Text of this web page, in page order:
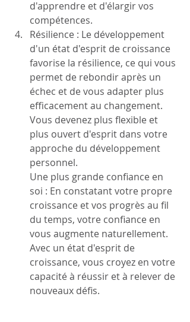
d'apprendre et d'élargir vos
compétences.
Résilience : Le développement
d'un état d'esprit de croissance
favorise la résilience, ce qui vous
permet de rebondir après un
échec et de vous adapter plus
efficacement au changement.
Vous devenez plus flexible et
plus ouvert d'esprit dans votre
approche du développement
personnel.
Une plus grande confiance en
soi : En constatant votre propre
croissance et vos progrès au fil
du temps, votre confiance en
vous augmente naturellement.
Avec un état d'esprit de
croissance, vous croyez en votre
capacité à réussir et à relever de
nouveaux défis.